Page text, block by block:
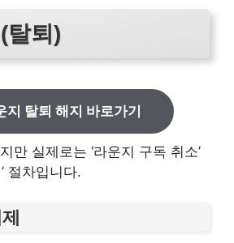
탈퇴)
지 탈퇴 해지 바로가기
만 실제로는 ‘라운지 구독 취소’
절차입니다.